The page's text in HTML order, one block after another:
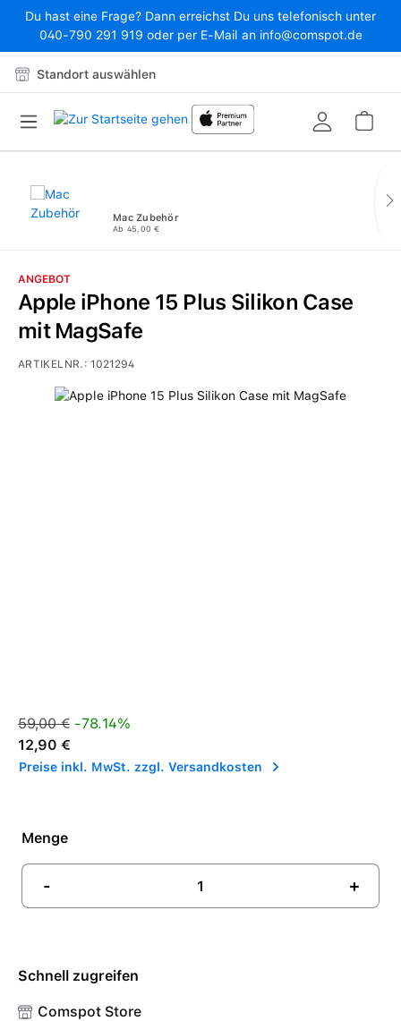
Zum Hauptinhalt springen
Du hast eine Frage? Dann erreichst Du uns telefonisch unter
040-790 291 919 oder per E-Mail an info@comspot.de
Standort auswählen
Mac Zubehör
Ab 45,00 €
Bildergalerie überspringen
ANGEBOT
Apple iPhone 15 Plus Silikon Case
mit MagSafe
ARTIKELNR.:1021294
Verkaufspreis:
Regulärer Preis:
59,00 € -78.14%
12,90 €
Preise inkl. MwSt. zzgl. Versandkosten
Menge
- +
Schnell zugreifen
Comspot Store